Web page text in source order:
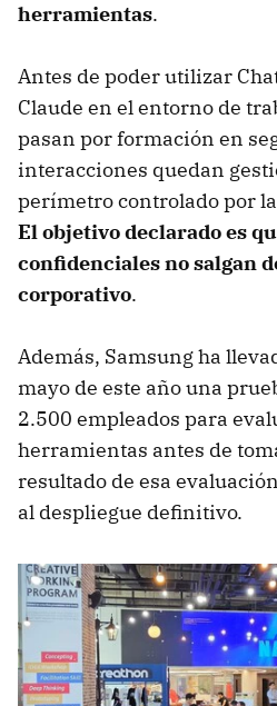
herramientas.
Antes de poder utilizar
Claude en el entorno de
pasan por formación en
interacciones quedan
perímetro controlado por
El objetivo declarado es
confidenciales no salgan
corporativo.
Además, Samsung ha
mayo de este año una
2.500 empleados para
herramientas antes de
resultado de esa
al despliegue definitivo.